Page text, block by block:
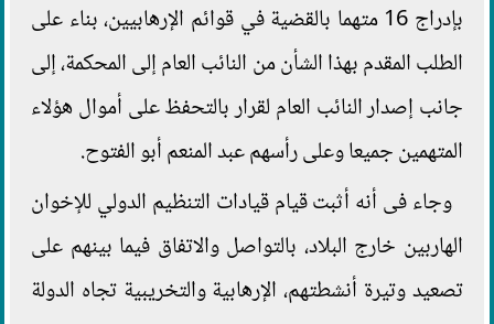
بإدراج 16 متهما بالقضية في قوائم الإرهابيين، بناء على
الطلب المقدم بهذا الشأن من النائب العام إلى المحكمة، إلى
جانب إصدار النائب العام لقرار بالتحفظ على أموال هؤلاء
المتهمين جميعا وعلى رأسهم عبد المنعم أبو الفتوح.
وجاء فى أنه أثبت قيام قيادات التنظيم الدولي للإخوان
الهاربين خارج البلاد، بالتواصل والاتفاق فيما بينهم على
تصعيد وتيرة أنشطتهم، الإرهابية والتخريبية تجاه الدولة